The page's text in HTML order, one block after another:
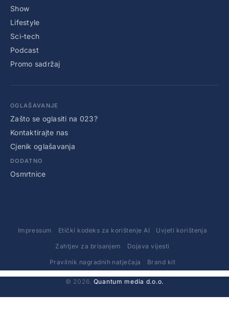
Show
Lifestyle
Sci-tech
Podcast
Promo sadržaj
OGLAŠAVANJE
Zašto se oglasiti na 023?
Kontaktirajte nas
Cjenik oglašavanja
DODATNO
Osmrtnice
Impressum Etički kodeks za korištenje AI Uvjeti korištenja
Zahtjev za brisanjem Dojava vijesti
Pravilnik nagradnih natječaja Brand kit
© 2026. Quantum media d.o.o.